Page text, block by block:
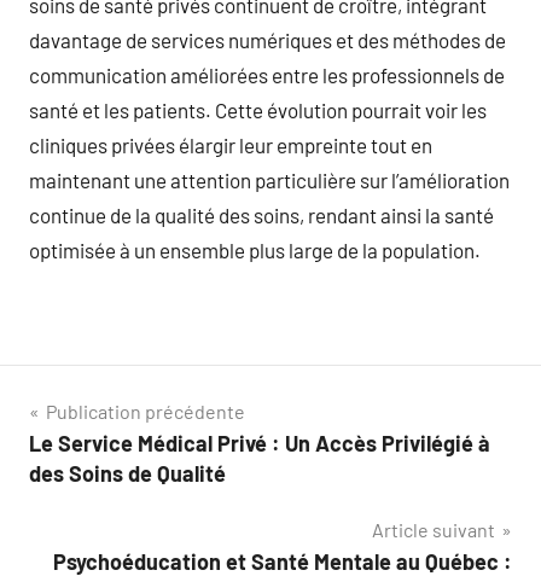
davantage de services numériques et des méthodes de
communication améliorées entre les professionnels de
santé et les patients. Cette évolution pourrait voir les
cliniques privées élargir leur empreinte tout en
maintenant une attention particulière sur l’amélioration
continue de la qualité des soins, rendant ainsi la santé
optimisée à un ensemble plus large de la population.
Navigation
de
Publication précédente
Le Service Médical Privé : Un Accès Privilégié à
des Soins de Qualité
Article suivant
Psychoéducation et Santé Mentale au Québec :